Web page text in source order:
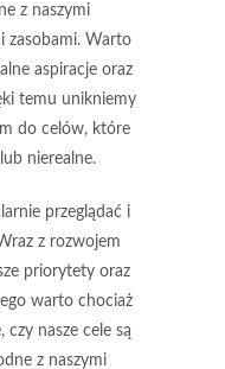
z naszymi
zasobami. Warto
aspiracje oraz
temu unikniemy
do celów, które
nierealne.
przeglądać i
z rozwojem
priorytety oraz
warto chociaż
czy nasze cele są
z naszymi